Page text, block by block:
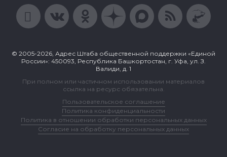
© 2005-2026, Адрес Штаба общественной поддержки «Единой
России»: 450093, Республика Башкортостан, г. Уфа, ул. З.
Валиди, д. 1
При полном или частичном использовании материалов
ссылка на ресурс обязательна.
Пользовательское соглашение
Политика конфиденциальности
Политика в отношении обработки персональных данных
Согласие на обработку персональных данных